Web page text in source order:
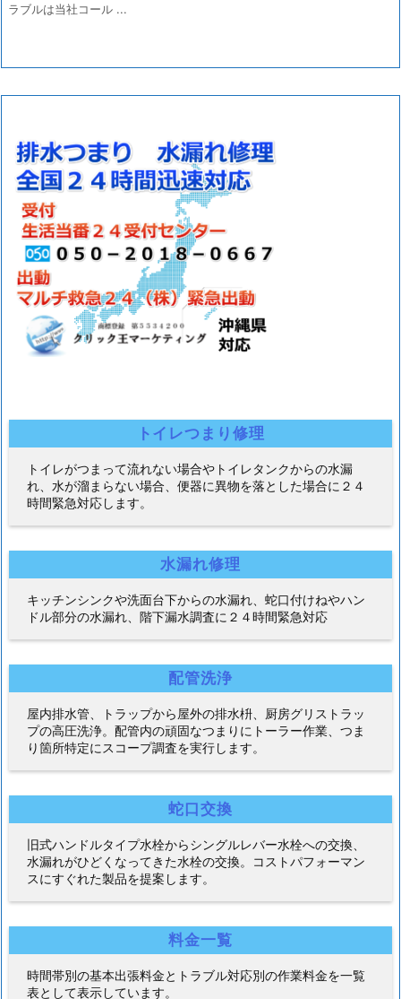
ラブルは当社コール ...
トイレつまり修理
トイレがつまって流れない場合やトイレタンクからの水漏
れ、水が溜まらない場合、便器に異物を落とした場合に２４
時間緊急対応します。
水漏れ修理
キッチンシンクや洗面台下からの水漏れ、蛇口付けねやハン
ドル部分の水漏れ、階下漏水調査に２４時間緊急対応
配管洗浄
屋内排水管、トラップから屋外の排水枡、厨房グリストラッ
プの高圧洗浄。配管内の頑固なつまりにトーラー作業、つま
り箇所特定にスコープ調査を実行します。
蛇口交換
旧式ハンドルタイプ水栓からシングルレバー水栓への交換、
水漏れがひどくなってきた水栓の交換。コストパフォーマン
スにすぐれた製品を提案します。
料金一覧
時間帯別の基本出張料金とトラブル対応別の作業料金を一覧
表として表示しています。